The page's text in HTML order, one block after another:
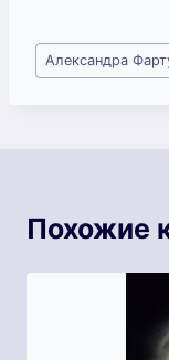
Метки
записи:
Александра
Похожие